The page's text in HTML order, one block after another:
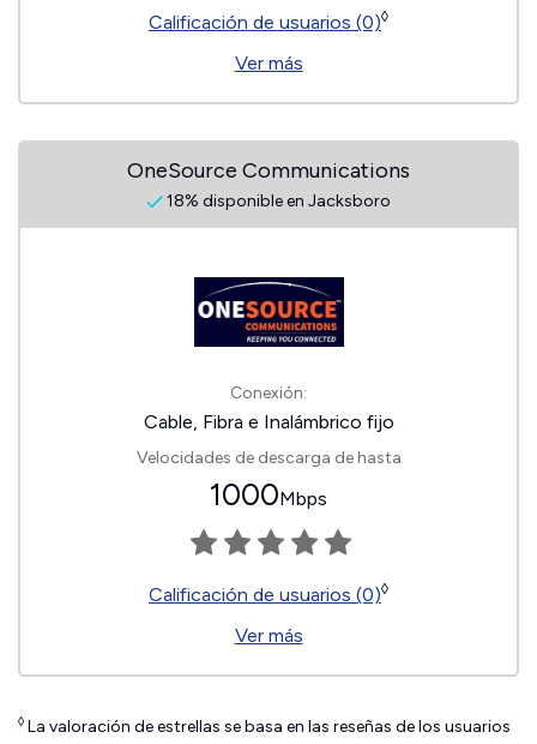
Calificación de usuarios (0)◊
Ver más
OneSource Communications
18% disponible en Jacksboro
Conexión:
Cable, Fibra e Inalámbrico fijo
Velocidades de descarga de hasta
1000Mbps
Calificación de usuarios (0)◊
Ver más
◊ La valoración de estrellas se basa en las reseñas de los usuarios